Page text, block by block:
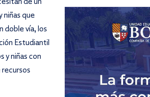
niñas que
doble vía, los
Estudiantil
y niñas con